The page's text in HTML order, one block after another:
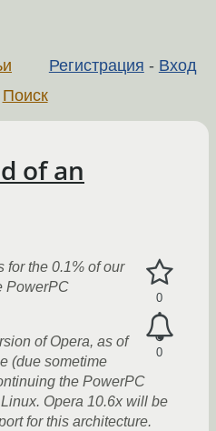
Регистрация - Вход
Поиск
of an
0
0
for the 0.1% of our
PowerPC
of Opera, as of
(due sometime
the PowerPC
Opera 10.6x will be
for this architecture.